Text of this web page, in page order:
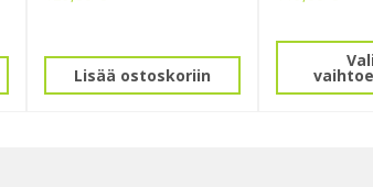
Lisää ostoskoriin
tuotteella